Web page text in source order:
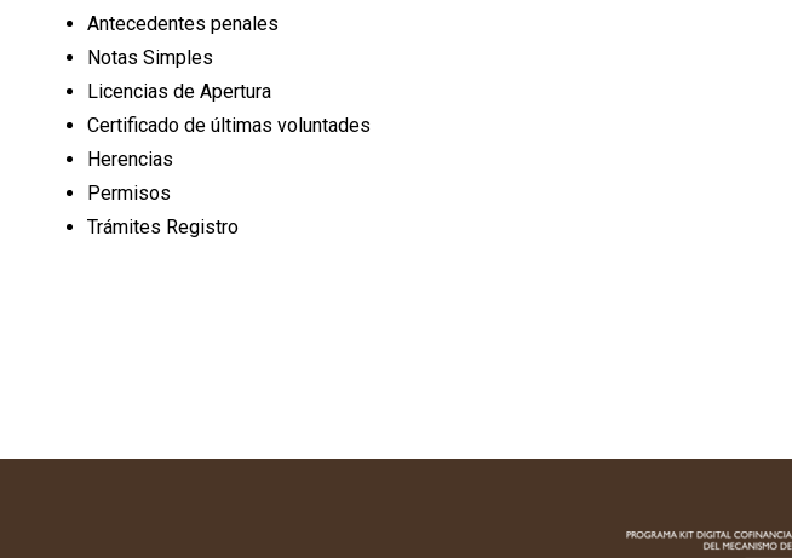
Antecedentes penales
Notas Simples
Licencias de Apertura
Certificado de últimas voluntades
Herencias
Permisos
Trámites Registro